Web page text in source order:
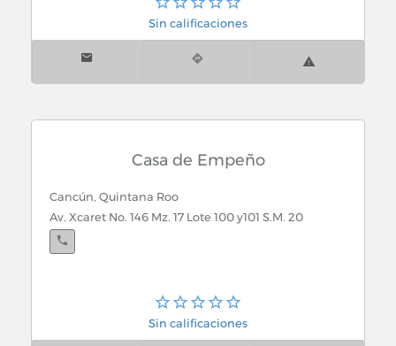
Sin calificaciones
Casa de Empeño
Cancún, Quintana Roo
Av. Xcaret No. 146 Mz. 17 Lote 100 y101 S.M. 20
Sin calificaciones